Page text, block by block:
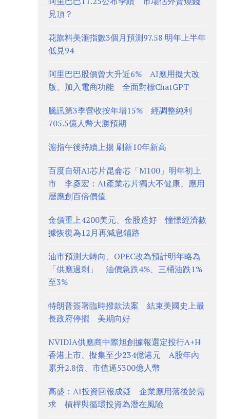
見頂？
花旗料美滙指數3個月預測97.58 明年上半年
低見94
阿里巴巴股價曾大升近6% AI應用擬大改
版、加入電商功能 全面對標ChatGPT
騰訊第3季營收按年增15% 經調整純利
705.5億人幣大勝預期
滬指午後持續上揚 刷新10年新高
百度自研AI芯片昆侖芯「M100」明年初上
市 李彥宏：AI產業芯片獨大不健康、應用
層應創百倍價值
金價重上4200美元、金股造好 憧憬經濟數
據恢復為12月再減息鋪路
油市預測大轉向、OPEC改為預計明年略為
「供應過剩」 油價急跌4%、三桶油跌1%
至3%
特朗普簽署臨時撥款法案 結束美國史上最
長政府停擺 美期向好
NVIDIA供應商中際旭創據報選定投行A+H
香港上市、擬集至少234億港元 A股年內
累升2.8倍、市值逼5300億人幣
高盛：AI投資回報成疑 企業應用落後於需
求 槓桿與循環投資為潛在風險